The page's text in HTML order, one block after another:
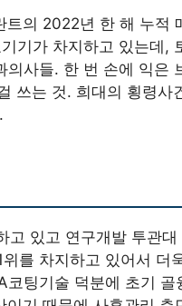
트의 2022년 한 해 누적
기가 차지하고 있는데,
사들. 한 번 손에 익은
쓰는 것. 희대의 횡령사
고 있고 연구개발 투관대
를 차지하고 있어서 더
코팅기술 덕분에 초기 골